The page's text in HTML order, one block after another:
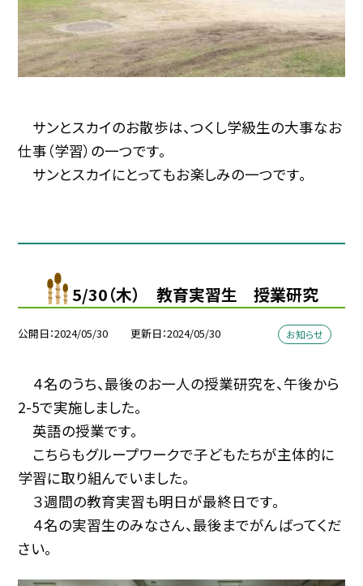
サンとスカイのお散歩は、つくし学級生の大事なお
仕事（学習）の一つです。
サンとスカイにとってもお楽しみの一つです。
5/30（木） 教育実習生 授業研究
公開日 2024/05/30 更新日 2024/05/30 お知らせ
４名のうち、最後のお一人の授業研究を、午後から
2-5で実施しました。
英語の授業です。
こちらもグループワークで子どもたちが主体的に
学習に取り組んでいました。
３週間の教育実習も明日が最終日です。
４名の実習生のみなさん、最後までがんばってくだ
さい。